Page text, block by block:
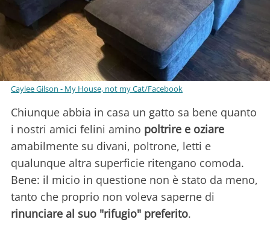
Caylee Gilson - My House, not my Cat/Facebook
Chiunque abbia in casa un gatto sa bene quanto
i nostri amici felini amino poltrire e oziare
amabilmente su divani, poltrone, letti e
qualunque altra superficie ritengano comoda.
Bene: il micio in questione non è stato da meno,
tanto che proprio non voleva saperne di
rinunciare al suo "rifugio" preferito.